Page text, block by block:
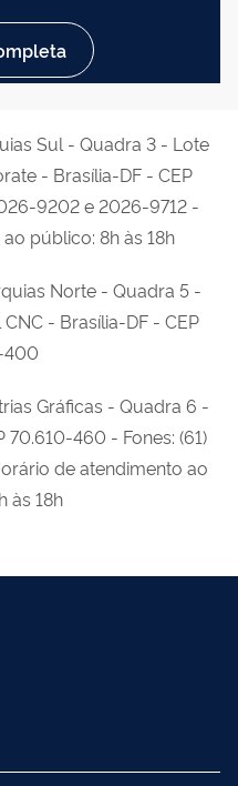
Sul - Quadra 3 - Lote
- Brasília-DF - CEP
9202 e 2026-9712 -
público: 8h às 18h
Norte - Quadra 5 -
- Brasília-DF - CEP
400
Gráficas - Quadra 6 -
460 - Fones: (61)
de atendimento ao
às 18h